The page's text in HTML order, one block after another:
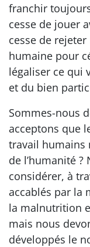
franchir
cesse de jouer
cesse de
humaine pour
légaliser ce qui
et du bien
Sommes-nous
acceptons que
travail humains
de l’humanité
considérer, à
accablés par la
la malnutrition
mais nous
développés le